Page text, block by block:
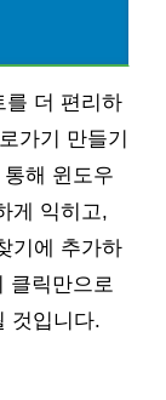
를 더 편리하
가기 만들기
해 윈도우
게 익히고,
기에 추가하
클릭만으로
것입니다.